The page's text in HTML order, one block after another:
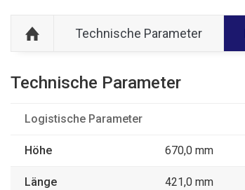
Technische Parameter
Technische Parameter
Logistische Parameter
Höhe 670,0 mm
Länge 421,0 mm